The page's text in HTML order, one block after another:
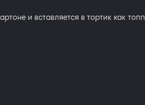
и вставляется в тортик как